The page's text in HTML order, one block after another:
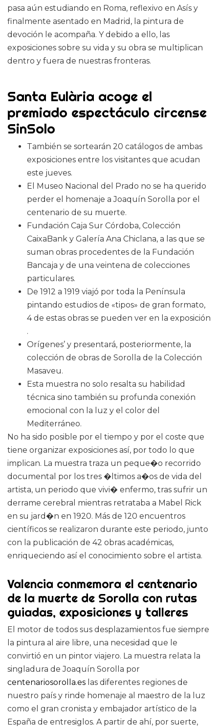
pasa aún estudiando en Roma, reflexivo en Asís y
finalmente asentado en Madrid, la pintura de
devoción le acompaña. Y debido a ello, las
exposiciones sobre su vida y su obra se multiplican
dentro y fuera de nuestras fronteras.
Santa Eulària acoge el
premiado espectáculo circense
SinSolo
También se sortearán 20 catálogos de ambas
exposiciones entre los visitantes que acudan
este jueves.
El Museo Nacional del Prado no se ha querido
perder el homenaje a Joaquín Sorolla por el
centenario de su muerte.
Fundación Caja Sur Córdoba, Colección
CaixaBank y Galería Ana Chiclana, a las que se
suman obras procedentes de la Fundación
Bancaja y de una veintena de colecciones
particulares.
De 1912 a 1919 viajó por toda la Península
pintando estudios de «tipos» de gran formato,
4 de estas obras se pueden ver en la exposición
.
Orígenes’ y presentará, posteriormente, la
colección de obras de Sorolla de la Colección
Masaveu.
Esta muestra no solo resalta su habilidad
técnica sino también su profunda conexión
emocional con la luz y el color del
Mediterráneo.
No ha sido posible por el tiempo y por el coste que
tiene organizar exposiciones así, por todo lo que
implican. La muestra traza un peque�o recorrido
documental por los tres �ltimos a�os de vida del
artista, un periodo que vivi� enfermo, tras sufrir un
derrame cerebral mientras retrataba a Mabel Rick
en su jard�n en 1920. Más de 120 encuentros
científicos se realizaron durante este periodo, junto
con la publicación de 42 obras académicas,
enriqueciendo así el conocimiento sobre el artista.
Valencia conmemora el centenario
de la muerte de Sorolla con rutas
guiadas, exposiciones y talleres
El motor de todos sus desplazamientos fue siempre
la pintura al aire libre, una necesidad que le
convirtió en un pintor viajero. La muestra relata la
singladura de Joaquín Sorolla por
centenariosorolla.es las diferentes regiones de
nuestro país y rinde homenaje al maestro de la luz
como el gran cronista y embajador artístico de la
España de entresiglos. A partir de ahí, por suerte,